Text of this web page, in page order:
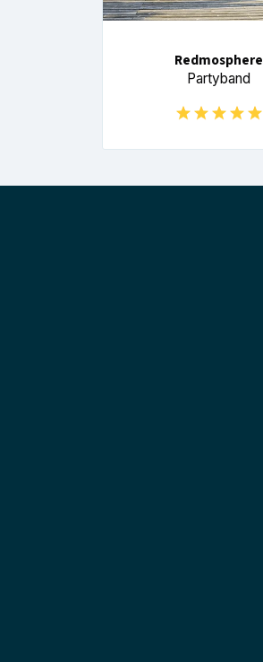
Redmosphere
Partyband